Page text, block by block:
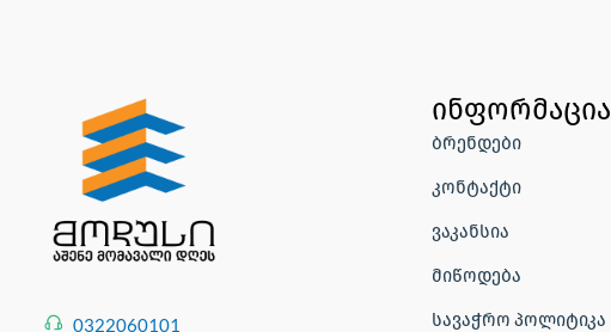
0322060101
ინფორმაცია
ბრენდები
კონტაქტი
ვაკანსია
მიწოდება
სავაჭრო პოლიტიკა